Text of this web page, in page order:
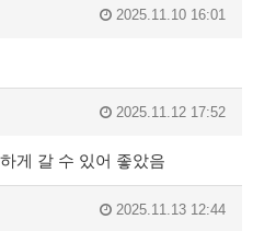
2025.11.10 16:01
2025.11.12 17:52
게 갈 수 있어 좋았음
2025.11.13 12:44